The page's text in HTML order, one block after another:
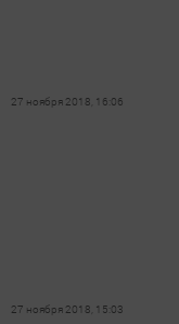
27 ноября 2018, 16:06
27 ноября 2018, 15:03